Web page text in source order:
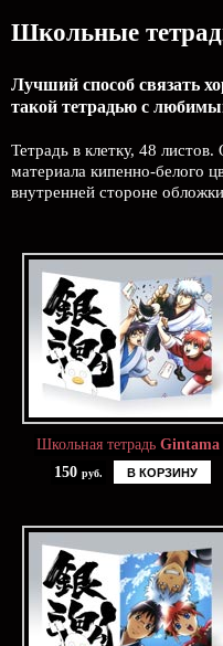
Школьные
Лучший способ связать
такой тетрадью c
Тетрадь в клетку, 48
материала кипенно-белого
внутренней стороне
Школьная тетрадь Gintama
150 руб. В КОРЗИНУ